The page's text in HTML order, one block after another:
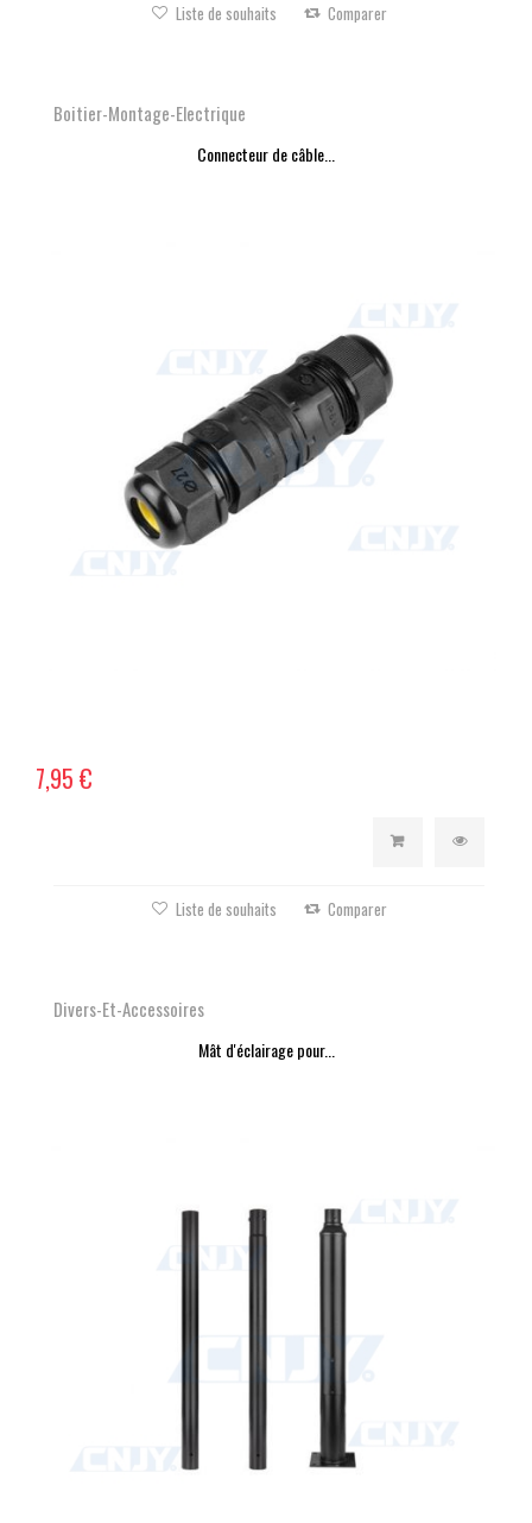
Liste de souhaits Comparer
Boitier-Montage-Electrique
Connecteur de câble...
7,95 €
Liste de souhaits Comparer
Divers-Et-Accessoires
Mât d'éclairage pour...